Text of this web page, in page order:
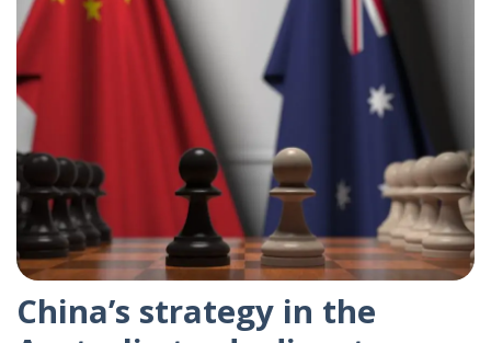
China’s strategy in the